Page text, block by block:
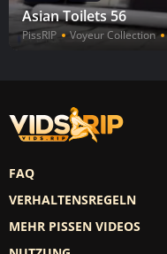
Asian Toilets 56
PissRIP Voyeur Collection
FAQ
VERHALTENSREGELN
MEHR PISSEN VIDEOS